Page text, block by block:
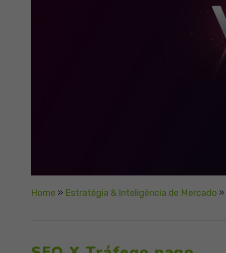
Home » Estratégia & Inteligência de Mercado »